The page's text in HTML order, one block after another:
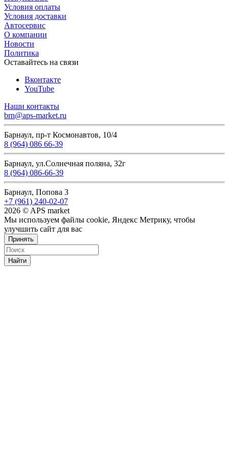
Условия оплаты
Условия доставки
Автосервис
О компании
Новости
Политика
Оставайтесь на связи
Вконтакте
YouTube
Наши контакты
brn@aps-market.ru
Барнаул, пр-т Космонавтов, 10/4
8 (964) 086 66-39
Барнаул, ул.Солнечная поляна, 32г
8 (964) 086-66-39
Барнаул, Попова 3
+7 (961) 240-02-07
2026 © APS market
Мы используем файлы cookie, Яндекс Метрику, чтобы
улучшить сайт для вас
Принять
Найти